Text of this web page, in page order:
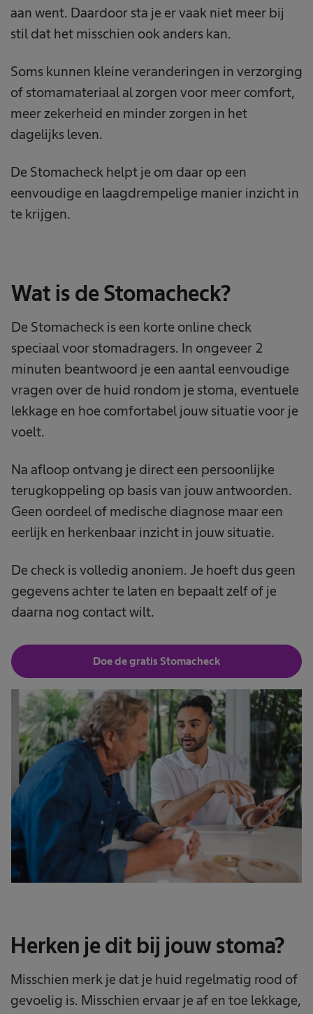
aan went. Daardoor sta je er vaak niet meer bij
stil dat het misschien ook anders kan.
Soms kunnen kleine veranderingen in verzorging
of stomamateriaal al zorgen voor meer comfort,
meer zekerheid en minder zorgen in het
dagelijks leven.
De Stomacheck helpt je om daar op een
eenvoudige en laagdrempelige manier inzicht in
te krijgen.
Wat is de Stomacheck?
De Stomacheck is een korte online check
speciaal voor stomadragers. In ongeveer 2
minuten beantwoord je een aantal eenvoudige
vragen over de huid rondom je stoma, eventuele
lekkage en hoe comfortabel jouw situatie voor je
voelt.
Na afloop ontvang je direct een persoonlijke
terugkoppeling op basis van jouw antwoorden.
Geen oordeel of medische diagnose maar een
eerlijk en herkenbaar inzicht in jouw situatie.
De check is volledig anoniem. Je hoeft dus geen
gegevens achter te laten en bepaalt zelf of je
daarna nog contact wilt.
Doe de gratis Stomacheck
Herken je dit bij jouw stoma?
Misschien merk je dat je huid regelmatig rood of
gevoelig is. Misschien ervaar je af en toe lekkage,